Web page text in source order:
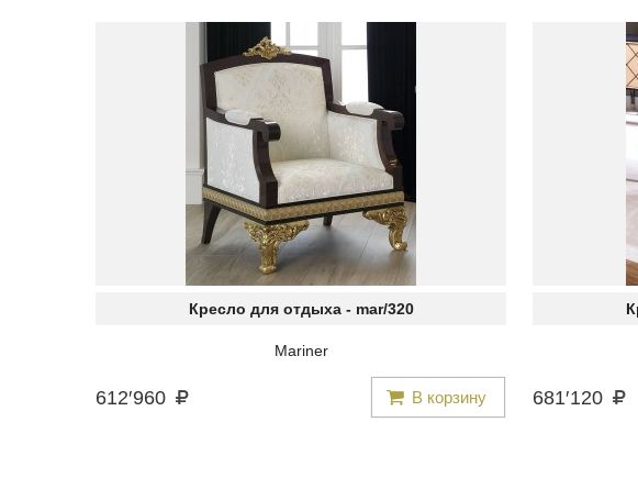
Кресло для отдыха - mar/320
Mariner
612′960 В корзину 681′120